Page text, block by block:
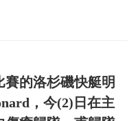
賽的洛杉磯快艇明
，今(2)日在主